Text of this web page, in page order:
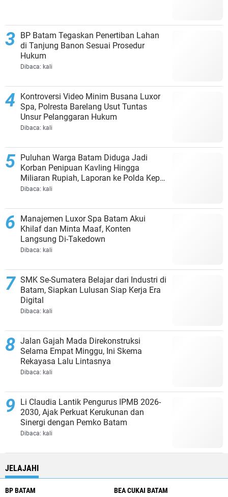
BP Batam Tegaskan Penertiban Lahan
di Tanjung Banon Sesuai Prosedur
Hukum
Dibaca: kali
Kontroversi Video Minim Busana Luxor
Spa, Polresta Barelang Usut Tuntas
Unsur Pelanggaran Hukum
Dibaca: kali
Puluhan Warga Batam Diduga Jadi
Korban Penipuan Kavling Hingga
Miliaran Rupiah, Laporan ke Polda Kepri
Jalan di Tempat?
Dibaca: kali
Manajemen Luxor Spa Batam Akui
Khilaf dan Minta Maaf, Konten
Langsung Di-Takedown
Dibaca: kali
SMK Se-Sumatera Belajar dari Industri di
Batam, Siapkan Lulusan Siap Kerja Era
Digital
Dibaca: kali
Jalan Gajah Mada Direkonstruksi
Selama Empat Minggu, Ini Skema
Rekayasa Lalu Lintasnya
Dibaca: kali
Li Claudia Lantik Pengurus IPMB 2026-
2030, Ajak Perkuat Kerukunan dan
Sinergi dengan Pemko Batam
Dibaca: kali
JELAJAHI
BP BATAM BEA CUKAI BATAM